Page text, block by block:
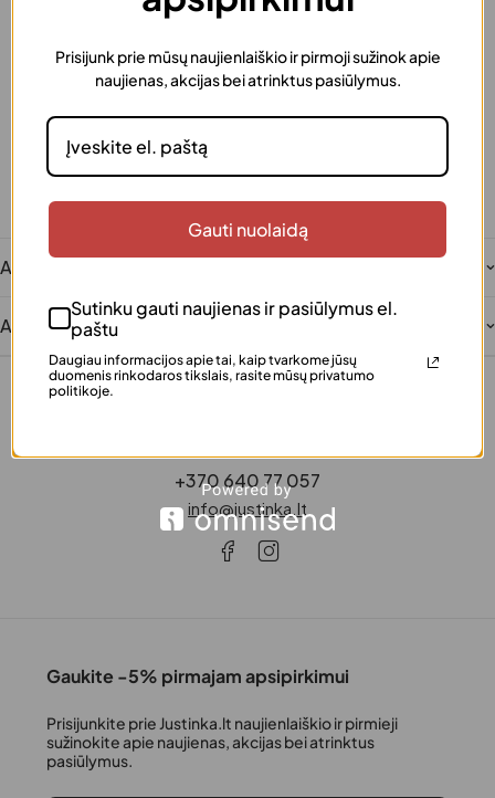
Greitas pristatymas
Dovanos pakavimas
Šią prekę galima supakuoti kaip dovaną
Saugus atsiskaitymas
Klientų įvertinta
Šimtai patenkintų klientų
Aprašymas
Atsiliepimai
+370 640 77 057
info@justinka.lt
Gaukite -5% pirmajam apsipirkimui
Prisijunkite prie Justinka.lt naujienlaiškio ir pirmieji
sužinokite apie naujienas, akcijas bei atrinktus
pasiūlymus.
Prisijunk prie mūsų naujienlaiškio ir pirmoji sužinok apie
naujienas, akcijas bei atrinktus pasiūlymus.
Gauti nuolaidą
Sutinku gauti naujienas ir pasiūlymus el.
paštu
Daugiau informacijos apie tai, kaip tvarkome jūsų
duomenis rinkodaros tikslais, rasite mūsų privatumo
politikoje.